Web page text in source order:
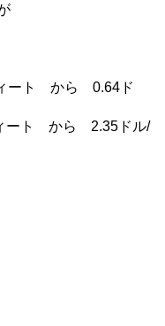
ィート から 0.64ド
ート から 2.35ドル/